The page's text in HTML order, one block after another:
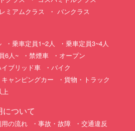
ミアムクラス バンクラス
乗車定員1~2人
乗車定員3~4人
6人~ 禁煙車
オープン
ブリッド車
バイク
キャンピングカー
貨物・トラック
上
ついて
用の流れ 事故・故障
交通違反